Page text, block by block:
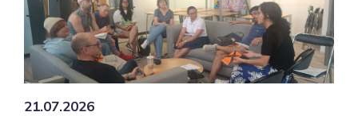
21.07.2026